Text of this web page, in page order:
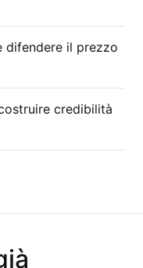
difendere il prezzo
credibilità